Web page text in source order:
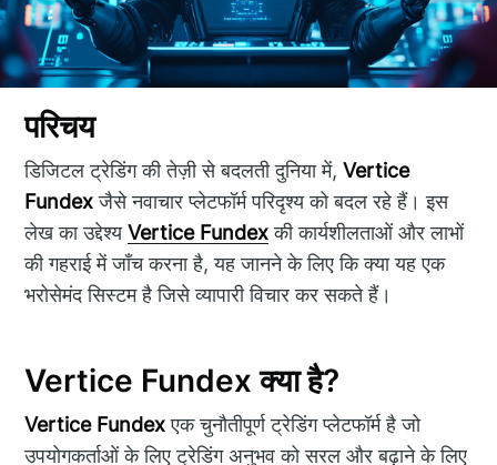
परिचय
डिजिटल ट्रेडिंग की तेज़ी से बदलती दुनिया में,Vertice
Fundexजैसे नवाचार प्लेटफॉर्म परिदृश्य को बदल रहे हैं। इस
लेख का उद्देश्‍यVertice Fundexकी कार्यशीलताओं और लाभों
की गहराई में जाँच करना है, यह जानने के लिए कि क्या यह एक
भरोसेमंद सिस्टम है जिसे व्यापारी विचार कर सकते हैं।
Vertice Fundex क्या है?
Vertice Fundexएक चुनौतीपूर्ण ट्रेडिंग प्लेटफॉर्म है जो
उपयोगकर्ताओं के लिए ट्रेडिंग अनुभव को सरल और बढ़ाने के लिए